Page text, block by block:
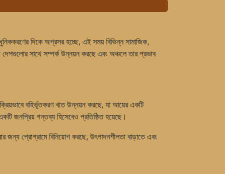
দিকে অগ্রসর হচ্ছে, এই সময় বিভিন্ন সামাজিক,
দেশগুলোর সাথে সম্পর্ক উন্নয়ন করছে এবং অঞ্চলে তার প্রভাব
বহির্ভূতকরণ খাত উন্নয়ন করছে, যা আয়ের একটি
জনপ্রিয় গন্তব্য হিসেবেও প্রতিষ্ঠিত হয়েছে।
প্রোগ্রামে বিনিয়োগ করছে, উৎপাদনশীলতা বাড়াতে এবং